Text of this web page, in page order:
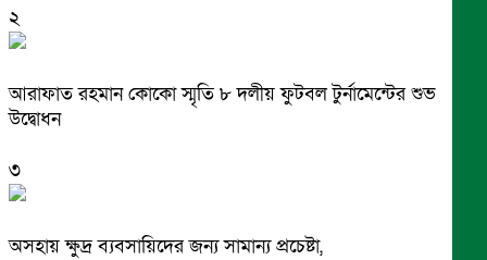
২
আরাফাত রহমান কোকো স্মৃতি ৮ দলীয় ফুটবল টুর্নামেন্টের শুভ
উদ্বোধন
৩
অসহায় ক্ষুদ্র ব্যবসায়িদের জন্য সামান্য প্রচেষ্টা,